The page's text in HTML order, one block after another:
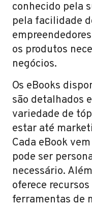
conhecido pela
pela facilidade
os produtos
negócios.
Os eBooks
são detalhados
variedade de
estar até
Cada eBook
pode ser
necessário.
oferece
ferramentas de